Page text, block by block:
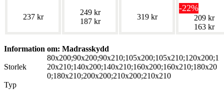
237 kr
249 kr
187 kr
319 kr
-22%
209 kr
163 kr
Information om: Madrasskydd
Storlek
80x200;90x200;90x210;105x200;105x210;120x200;1
20x210;140x200;140x210;160x200;160x210;180x20
0;180x210;200x200;210x200;210x210
Typ